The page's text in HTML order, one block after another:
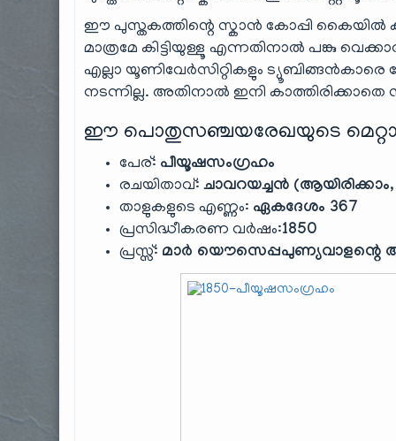
ഈ പുസ്തകത്തിന്റെ സ്കാൻ കോപ്പി കൈയിൽ
മാത്രമേ കിട്ടിയുള്ളൂ എന്നതിനാൽ പങ്കു
എല്ലാ യൂണിവേർസിറ്റികളും
നടന്നില്ല. അതിനാൽ ഇനി
ഈ പൊതുസഞ്ചയരേഖയുടെ
പേര്: പീയൂഷസംഗ്രഹം
രചയിതാവ്:ചാവറയച്ചൻ (ആയിരിക്കാം,
താളുകളുടെ എണ്ണം: ഏകദേശം 367
പ്രസിദ്ധീകരണ വർഷം:1850
പ്രസ്സ്: മാർ യൌസെപ്പപുണ്യവാളന്റെ